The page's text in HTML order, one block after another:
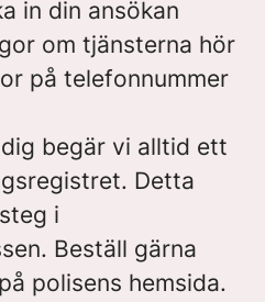
in din ansökan
om tjänsterna hör
på telefonnummer
begär vi alltid ett
Detta
i
Beställ gärna
polisens hemsida.